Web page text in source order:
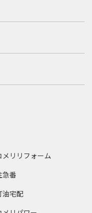
メリリフォーム
急番
油宅配